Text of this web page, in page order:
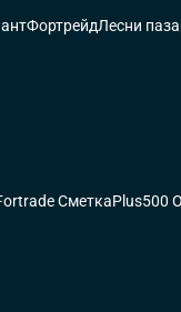
ФортрейдЛесни
СметкаPlus500